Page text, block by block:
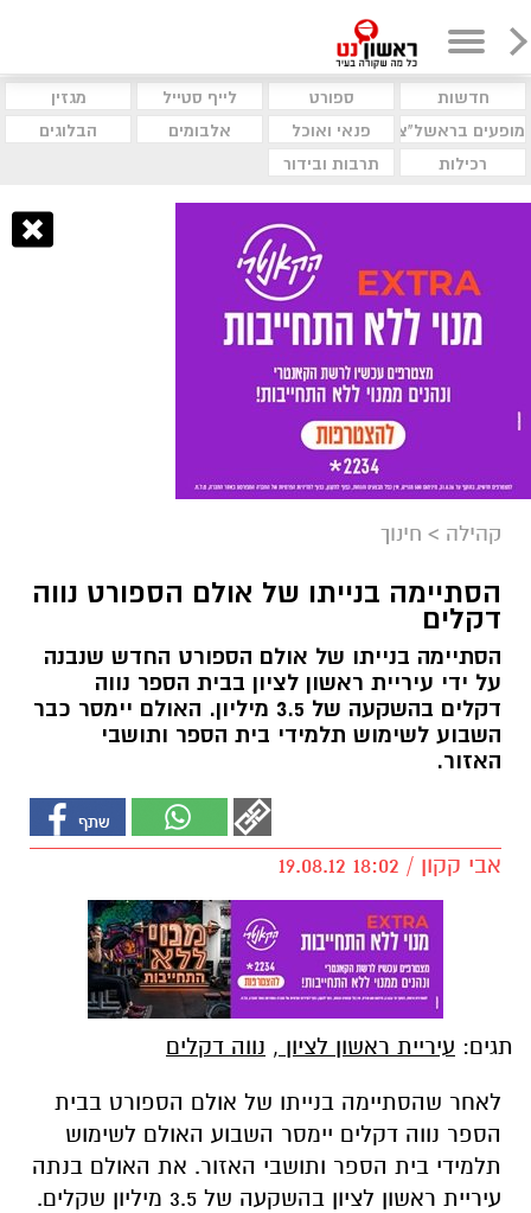
חדשות ספורט לייף סטייל
מגזין
מופעים בראשל"צ
פנאי ואוכל אלבומים
הבלוגים
רכילות
תרבות ובידור
קהילה > חינוך
הסתיימה בנייתו של אולם הספורט נווה
דקלים
הסתיימה בנייתו של אולם הספורט החדש שנבנה
על ידי עיריית ראשון לציון בבית הספר נווה
דקלים בהשקעה של 3.5 מיליון. האולם יימסר כבר
השבוע לשימוש תלמידי בית הספר ותושבי
האזור.
אבי קקון / 18:02 19.08.12
תגים: עיריית ראשון לציון , נווה דקלים
לאחר שהסתיימה בנייתו של אולם הספורט בבית
הספר נווה דקלים יימסר השבוע האולם לשימוש
תלמידי בית הספר ותושבי האזור. את האולם בנתה
עיריית ראשון לציון בהשקעה של 3.5 מיליון שקלים.